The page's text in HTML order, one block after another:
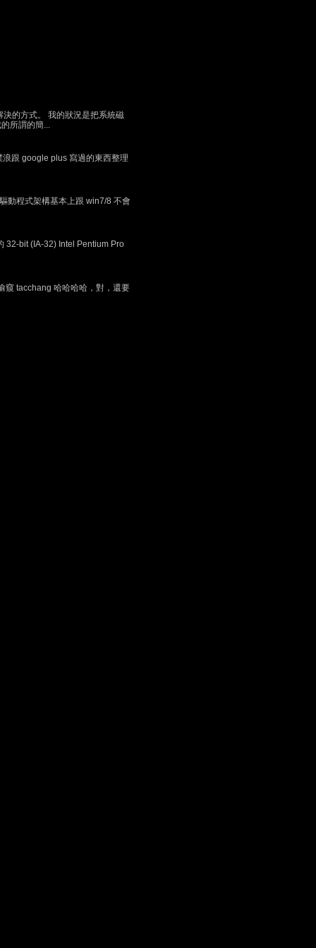
的方式。 我的狀況是把系統磁
所謂的簡...
跟 google plus 寫過的東西整理
動程式架構基本上跟 win7/8 不會
32-bit (IA-32) Intel Pentium Pro
窺 tacchang 哈哈哈哈，對，還要